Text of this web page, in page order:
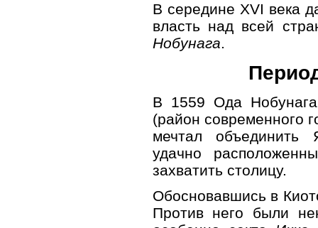
В середине XVI века
власть над всей
Нобунага.
В 1559 Ода
(район современного
мечтал объединить
удачно
захватить столицу.
Обосновавшись в
Против него были